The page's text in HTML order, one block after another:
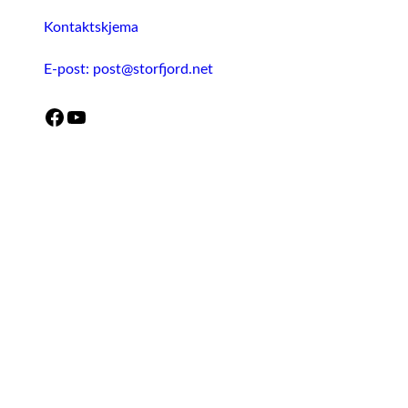
Kontaktskjema
E-post: post@storfjord.net
Facebook YouTube